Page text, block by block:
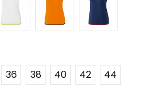
36 38 40 42 44